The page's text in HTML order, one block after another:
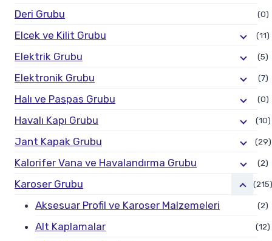
Deri Grubu (0)
Elcek ve Kilit Grubu (11)
Elektrik Grubu (5)
Elektronik Grubu (7)
Halı ve Paspas Grubu (0)
Havalı Kapı Grubu (10)
Jant Kapak Grubu (29)
Kalorifer Vana ve Havalandırma Grubu (2)
Karoser Grubu (215)
Aksesuar Profil ve Karoser Malzemeleri (2)
Alt Kaplamalar (12)